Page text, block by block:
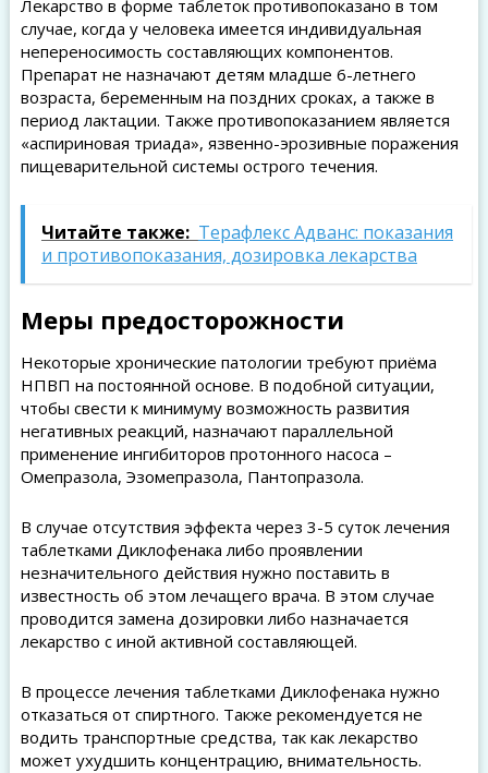
Лекарство в форме таблеток противопоказано в том
случае, когда у человека имеется индивидуальная
непереносимость составляющих компонентов.
Препарат не назначают детям младше 6-летнего
возраста, беременным на поздних сроках, а также в
период лактации. Также противопоказанием является
«аспириновая триада», язвенно-эрозивные поражения
пищеварительной системы острого течения.
Читайте также: Терафлекс Адванс: показания
и противопоказания, дозировка лекарства
Меры предосторожности
Некоторые хронические патологии требуют приёма
НПВП на постоянной основе. В подобной ситуации,
чтобы свести к минимуму возможность развития
негативных реакций, назначают параллельной
применение ингибиторов протонного насоса –
Омепразола, Эзомепразола, Пантопразола.
В случае отсутствия эффекта через 3-5 суток лечения
таблетками Диклофенака либо проявлении
незначительного действия нужно поставить в
известность об этом лечащего врача. В этом случае
проводится замена дозировки либо назначается
лекарство с иной активной составляющей.
В процессе лечения таблетками Диклофенака нужно
отказаться от спиртного. Также рекомендуется не
водить транспортные средства, так как лекарство
может ухудшить концентрацию, внимательность.